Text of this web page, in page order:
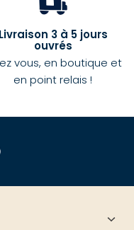
Livraison 3 à 5 jours
ouvrés
vous, en boutique et
en point relais !